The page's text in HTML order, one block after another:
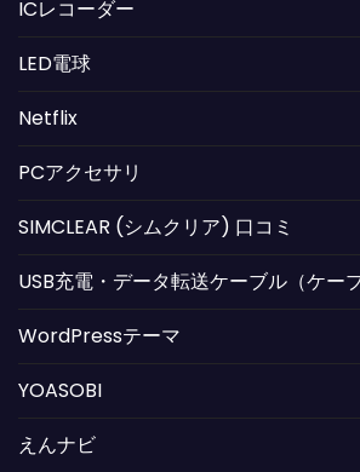
ICレコーダー
LED電球
Netflix
PCアクセサリ
SIMCLEAR (シムクリア) 口コミ
USB充電・データ転送ケーブル（ケーブ
WordPressテーマ
YOASOBI
えんナビ